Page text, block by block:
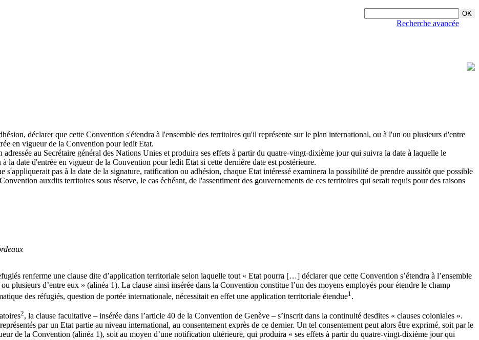
Recherche avancée
déclarer que cette Convention s'étendra à l'ensemble des territoires qu'il représente sur le plan international, ou à l'un ou plusieurs d'entre
en vigueur de la Convention pour ledit Etat.
au Secrétaire général des Nations Unies et produira ses effets à partir du quatre-vingt-dixième jour qui suivra la date à laquelle le
la date d'entrée en vigueur de la Convention pour ledit Etat si cette dernière date est postérieure.
pas à la date de la signature, ratification ou adhésion, chaque Etat intéressé examinera la possibilité de prendre aussitôt que possible
auxdits territoires sous réserve, le cas échéant, de l'assentiment des gouvernements de ces territoires qui serait requis pour des raisons
renferme une clause dite d’application territoriale selon laquelle tout « Etat pourra […] déclarer que cette Convention s’étendra à l’ensemble
plusieurs d’entre eux » (alinéa 1). La clause ainsi insérée dans la Convention constitue l’un des moyens employés pour étendre le champ
des réfugiés, question de portée internationale, nécessitait en effet une application territoriale étendue1 .
2, la clause facultative – insérée dans l’article 40 de la Convention de Genève – s’inscrit dans la continuité desdites « clauses coloniales ».
par un Etat partie au niveau international, au consentement exprès de ce dernier. Un tel consentement peut alors être exprimé, soit par le
de la Convention (alinéa 1), soit au moyen d’une notification ultérieure, qui produira « ses effets à partir du quatre-vingt-dixième jour qui